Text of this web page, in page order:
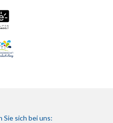
Sie sich bei uns: